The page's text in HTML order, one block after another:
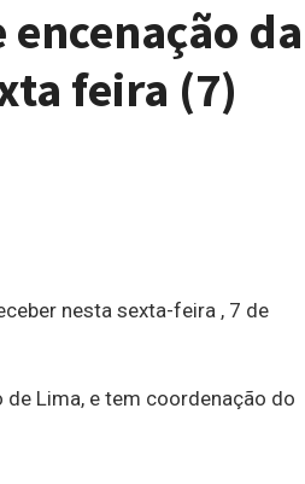
encenação da
feira (7)
nesta sexta-feira , 7 de
Lima, e tem coordenação do